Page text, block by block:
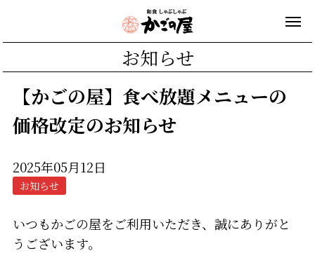
お知らせ
【かごの屋】食べ放題メニューの
価格改定のお知らせ
2025年05月12日
お知らせ
いつもかごの屋をご利用いただき、誠にありがと
うございます。